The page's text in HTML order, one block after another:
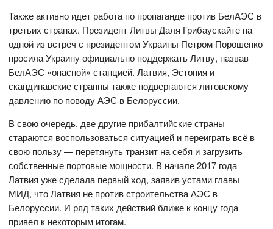
Также активно идет работа по пропаганде против БелАЭС в
третьих странах. Президент Литвы Даля Грибаускайте на
одной из встреч с президентом Украины Петром Порошенко
просила Украину официально поддержать Литву, назвав
БелАЭС «опасной» станцией. Латвия, Эстония и
скандинавские странны также подвергаются литовскому
давлению по поводу АЭС в Белоруссии.
В свою очередь, две другие прибалтийские страны
стараются воспользоваться ситуацией и переиграть всё в
свою пользу — перетянуть транзит на себя и загрузить
собственные портовые мощности. В начале 2017 года
Латвия уже сделала первый ход, заявив устами главы
МИД, что Латвия не против строительства АЭС в
Белоруссии. И ряд таких действий ближе к концу года
привел к некоторым итогам.